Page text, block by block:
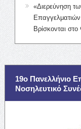
«Διερεύνηση
Βρίσκονται
19ο Πανελλήνιο
Νοσηλευτικό